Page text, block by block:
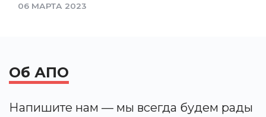
06 МАРТА 2023
Об АПО
Напишите нам — мы всегда будем рады